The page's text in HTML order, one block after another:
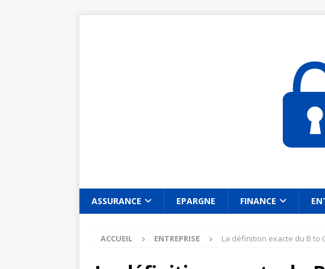
ASSURANCE EPARGNE FINANCE
ACCUEIL ENTREPRISE La définition exacte du B to